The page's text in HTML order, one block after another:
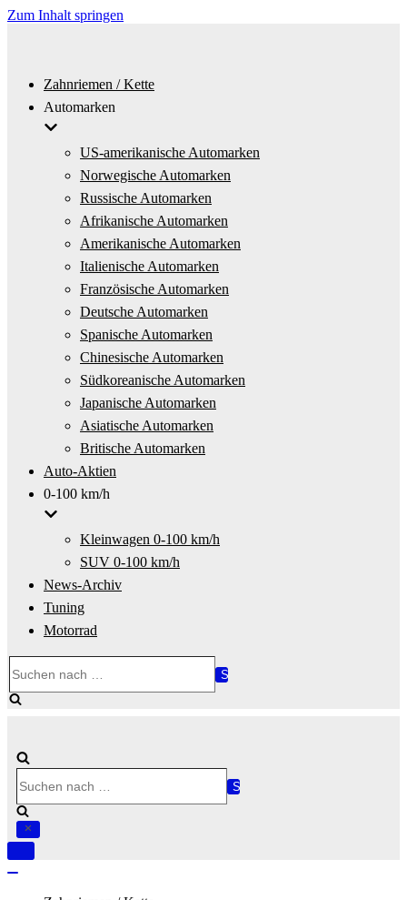
Zum Inhalt springen
Zahnriemen / Kette
Automarken
US-amerikanische Automarken
Norwegische Automarken
Russische Automarken
Afrikanische Automarken
Amerikanische Automarken
Italienische Automarken
Französische Automarken
Deutsche Automarken
Spanische Automarken
Chinesische Automarken
Südkoreanische Automarken
Japanische Automarken
Asiatische Automarken
Britische Automarken
Auto-Aktien
0-100 km/h
Kleinwagen 0-100 km/h
SUV 0-100 km/h
News-Archiv
Tuning
Motorrad
nach …
nach …
Navigation